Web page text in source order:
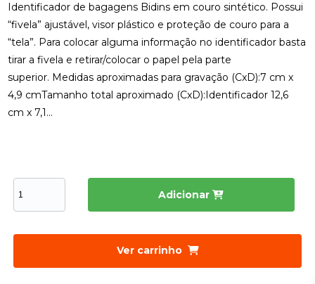
Identificador de bagagens Bidins em couro sintético. Possui
“fivela” ajustável, visor plástico e proteção de couro para a
“tela”. Para colocar alguma informação no identificador basta
tirar a fivela e retirar/colocar o papel pela parte
superior. Medidas aproximadas para gravação (CxD):7 cm x
4,9 cmTamanho total aproximado (CxD):Identificador 12,6
cm x 7,1...
Adicionar
Ver carrinho